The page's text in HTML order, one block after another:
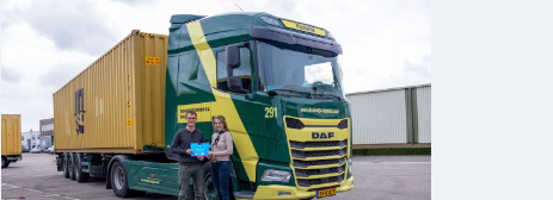
wethouder Leo Barth een beweging die verder
gaat dan vacatures en stages: organisaties
zoeken elkaar spontaan op, nieuwe sectoren
sluiten aan en steeds meer partijen willen actief
bijdragen aan de toekomst en vitaliteit van de
regio.